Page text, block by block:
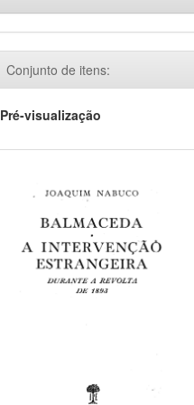
Conjunto de itens:
Pré-visualização